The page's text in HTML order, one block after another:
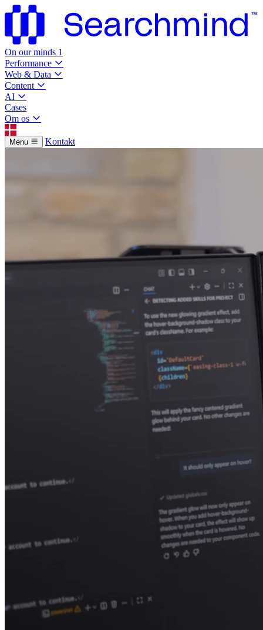
On our minds 1
Performance
Web & Data
Content
AI
Cases
Om os
Menu Kontakt